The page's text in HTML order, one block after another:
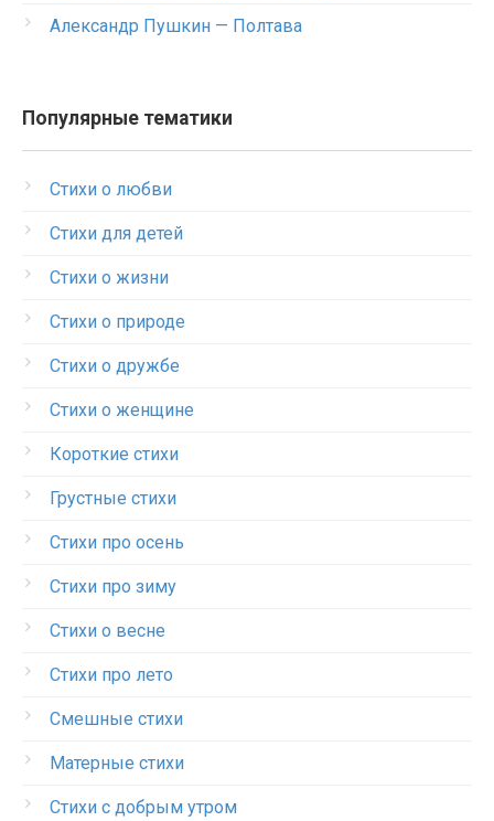
Александр Пушкин — Полтава
Популярные тематики
Стихи о любви
Стихи для детей
Стихи о жизни
Стихи о природе
Стихи о дружбе
Стихи о женщине
Короткие стихи
Грустные стихи
Стихи про осень
Стихи про зиму
Стихи о весне
Стихи про лето
Смешные стихи
Матерные стихи
Стихи с добрым утром